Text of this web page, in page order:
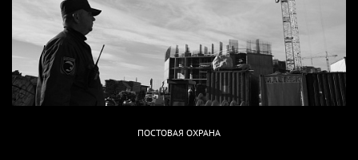
ПОСТОВАЯ ОХРАНА